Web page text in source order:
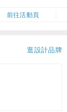
前往活動頁
逛設計品牌